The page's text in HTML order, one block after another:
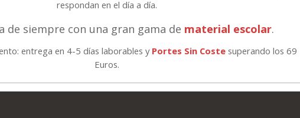
respondan en el día a día.
de siempre con una gran gama de material escolar.
entrega en 4-5 días laborables y Portes Sin Coste superando los 69
Euros.